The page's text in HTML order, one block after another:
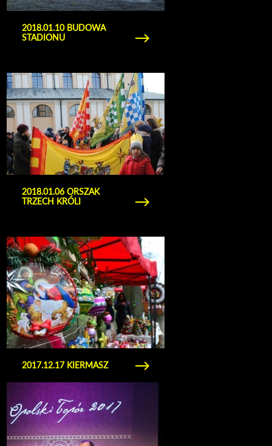
2018.01.10 BUDOWA
STADIONU
2018.01.06 ORSZAK
TRZECH KRÓLI
Obejrzyj galerię zdjęć 2018.01.06 Orszak Trzech
Króli
2017.12.17 KIERMASZ
Obejrzyj galerię zdjęć 2017.12.17 kiermasz